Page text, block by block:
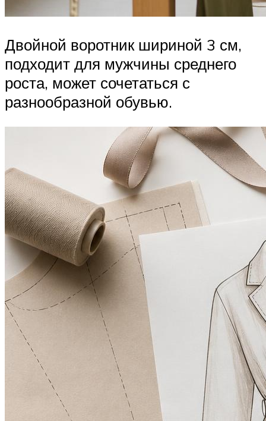
Двойной воротник шириной 3 см,
подходит для мужчины среднего
роста, может сочетаться с
разнообразной обувью.